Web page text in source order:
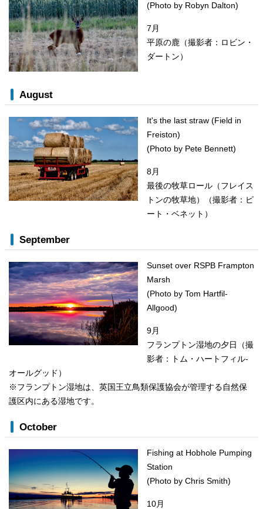
(Photo by Robyn Dalton)
7月
平原の鹿（撮影者：ロビン・
ダートン）
August
It's the last straw (Field in
Freiston)
(Photo by Pete Bennett)
8月
最後の牧草ロール（フレイス
トンの牧草地）（撮影者：ピ
ート・ベネット）
September
Sunset over RSPB Frampton
Marsh
(Photo by Tom Hartfil-
Allgood)
9月
フランプトン湿地の夕日（撮
影者：トム・ハートフィル-
オールグッド）
※フランプトン湿地は、英国王立鳥類保護協会が管理する自然保
護区内にある湿地です。
October
Fishing at Hobhole Pumping
Station
(Photo by Chris Smith)
10月